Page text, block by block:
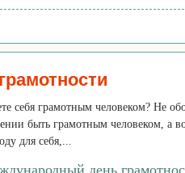
себя грамотным человеком? Не
быть грамотным человеком, а
для себя,...
день